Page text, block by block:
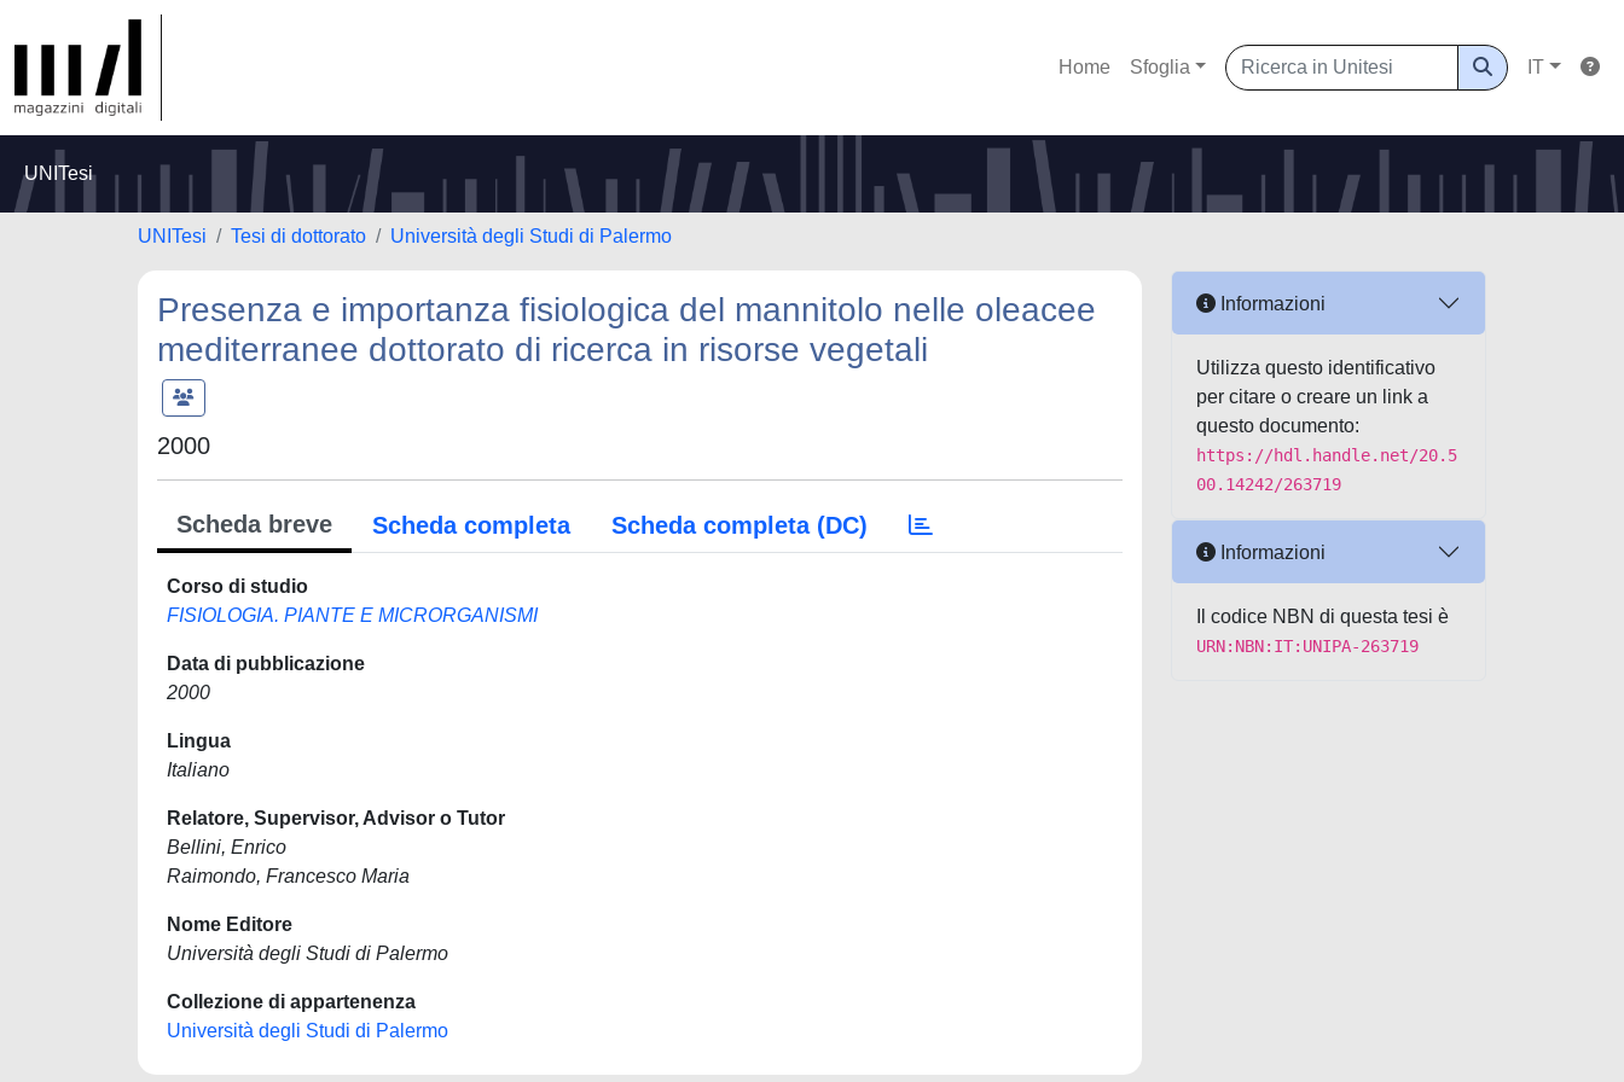
Home Sfoglia IT
UNITesi
UNITesi Tesi di dottorato Università degli Studi di Palermo
Presenza e importanza fisiologica del mannitolo nelle oleacee
mediterranee dottorato di ricerca in risorse vegetali
2000
Scheda breve Scheda completa Scheda completa (DC)
Corso di studio
FISIOLOGIA. PIANTE E MICRORGANISMI
Data di pubblicazione
2000
Lingua
Italiano
Relatore, Supervisor, Advisor o Tutor
Bellini, Enrico
Raimondo, Francesco Maria
Nome Editore
Università degli Studi di Palermo
Collezione di appartenenza
Università degli Studi di Palermo
Informazioni
Utilizza questo identificativo
per citare o creare un link a
questo documento:
https://hdl.handle.net/20.5
00.14242/263719
Informazioni
Il codice NBN di questa tesi è
URN:NBN:IT:UNIPA-263719